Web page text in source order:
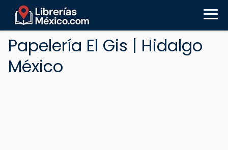
Papelería El Gis | Hidalgo
México